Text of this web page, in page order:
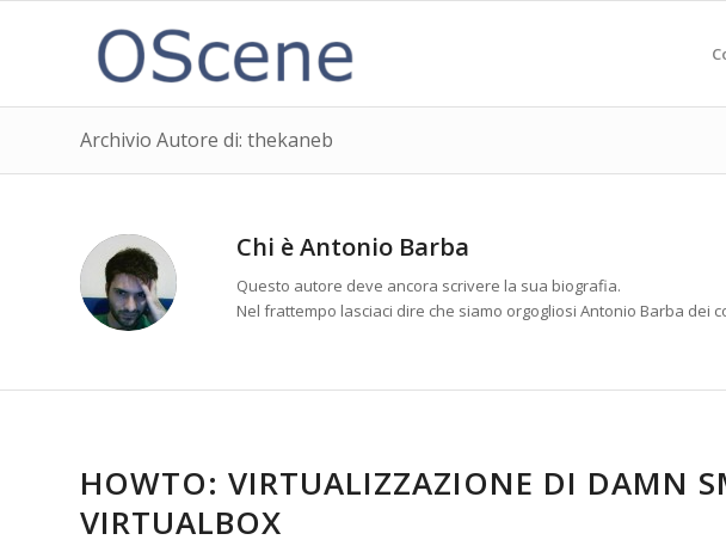
Archivio Autore di: thekaneb
Chi èAntonio Barba
Questo autore deve ancora scrivere la sua biografia.
Nel frattempo lasciaci dire che siamo orgogliosi Antonio Barba dei
HOWTO: VIRTUALIZZAZIONE DI DAMN
VIRTUALBOX